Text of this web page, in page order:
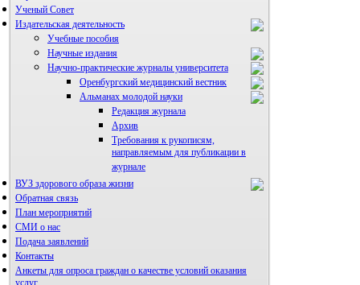
Ученый Совет
Издательская деятельность
Учебные пособия
Научные издания
Научно-практические журналы университета
Оренбургский медицинский вестник
Правила направления,
Альманах молодой науки
Редакция журнала
Архив
Требования к рукописям,
направляемым для публикации в
журнале
ВУЗ здорового образа жизни
Обратная связь
План мероприятий
СМИ о нас
Подача заявлений
Контакты
Анкеты для опроса граждан о качестве условий оказания